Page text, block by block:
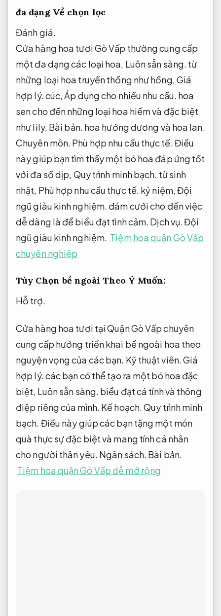
đa dạng Về chọn lọc
Đánh giá.
Cửa hàng hoa tươi Gò Vấp thường cung cấp
một đa dạng các loại hoa, Luôn sẵn sàng. từ
những loại hoa truyền thống như hồng,Giá
hợp lý.cúc,Áp dụng cho nhiều nhu cầu. hoa
sen cho đến những loại hoa hiếm và đặc biệt
như lily, Bài bản. hoa hướng dương và hoa lan.
Chuyên môn. Phù hợp nhu cầu thực tế.Điều
này giúp bạn tìm thấy một bó hoa đáp ứng tốt
với đa số dịp, Quy trình minh bạch. từ sinh
nhật, Phù hợp nhu cầu thực tế. kỷ niệm,Đội
ngũ giàu kinh nghiệm. đám cưới cho đến việc
dễ dàng là để biểu đạt tình cảm. Dịch vụ.Đội
ngũ giàu kinh nghiệm. Tiệm hoa quận Gò Vấp
chuyên nghiệp
Tùy Chọn bề ngoài Theo Ý Muốn:
Hỗ trợ.
Cửa hàng hoa tươi tại Quận Gò Vấp chuyên
cung cấp hướng triển khai bề ngoài hoa theo
nguyện vọng của các bạn. Kỹ thuật viên. Giá
hợp lý. các bạn có thể tạo ra một bó hoa đặc
biệt, Luôn sẵn sàng. biểu đạt cá tính và thông
điệp riêng của mình. Kế hoạch. Quy trình minh
bạch. Điều này giúp các bạn tặng một món
quà thực sự đặc biệt và mang tính cá nhân
cho người thân yêu. Ngân sách. Bài bản.
Tiệm hoa quận Gò Vấp dễ mở rộng